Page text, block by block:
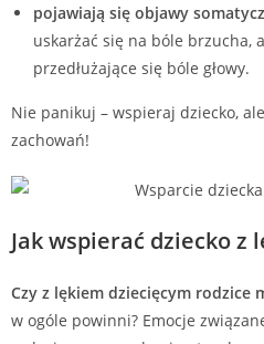
pojawiają się objawy
uskarżać się na bóle brzucha,
przedłużające się bóle głowy.
Nie panikuj – wspieraj dziecko,
zachowań!
Jak wspierać dziecko z
Czy z lękiem dziecięcym rodzice
w ogóle powinni? Emocje